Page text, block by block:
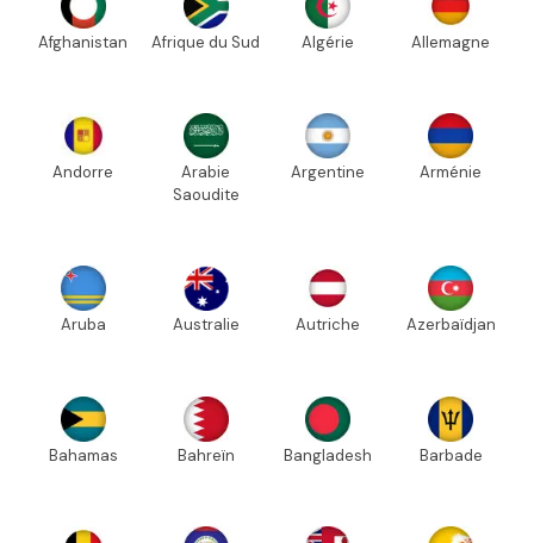
Afghanistan Afrique du Sud Algérie Allemagne
Andorre
Arabie
Saoudite
Argentine Arménie
Aruba Australie Autriche Azerbaïdjan
Bahamas Bahreïn Bangladesh Barbade